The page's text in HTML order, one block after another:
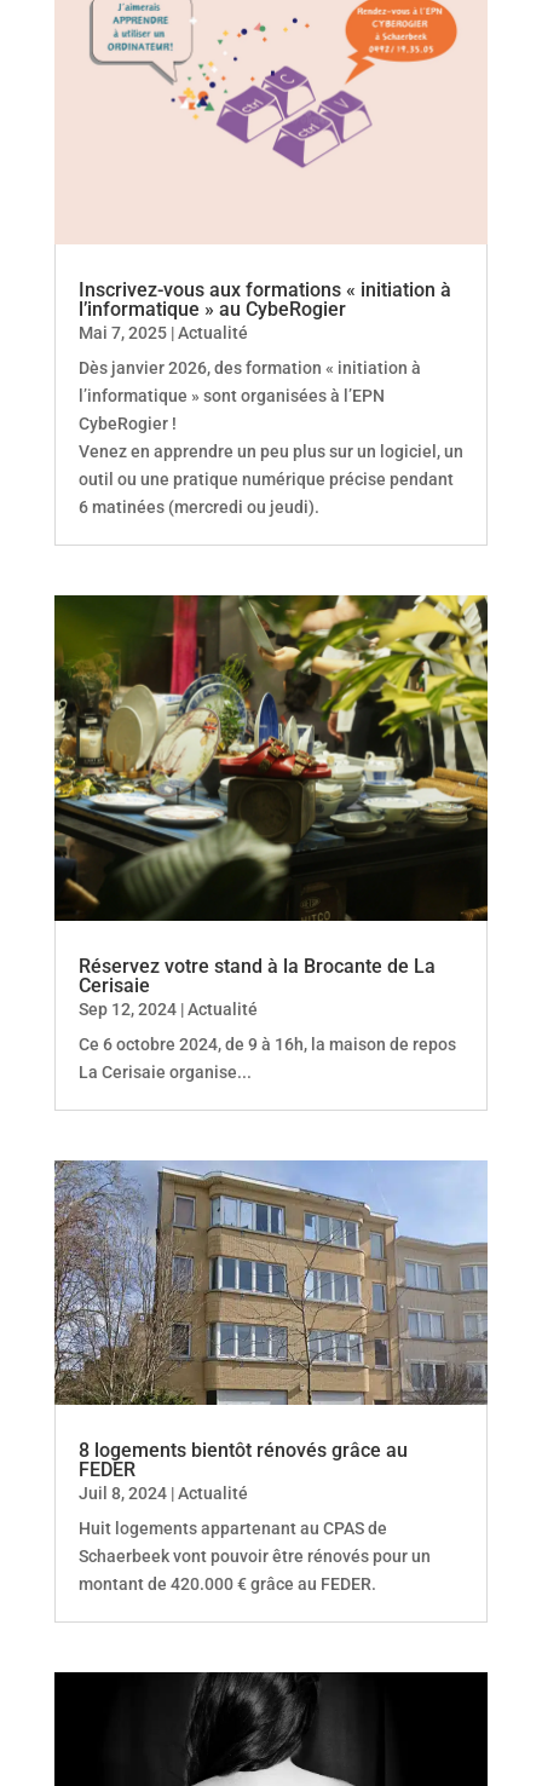
Inscrivez-vous aux formations « initiation à
l’informatique » au CybeRogier
Mai 7, 2025|Actualité
Dès janvier 2026, des formation « initiation à
l’informatique » sont organisées à l’EPN
CybeRogier !
Venez en apprendre un peu plus sur un logiciel, un
outil ou une pratique numérique précise pendant
6 matinées (mercredi ou jeudi).
Réservez votre stand à la Brocante de La
Cerisaie
Sep 12, 2024|Actualité
Ce 6 octobre 2024, de 9 à 16h, la maison de repos
La Cerisaie organise...
8 logements bientôt rénovés grâce au
FEDER
Juil 8, 2024|Actualité
Huit logements appartenant au CPAS de
Schaerbeek vont pouvoir être rénovés pour un
montant de 420.000 € grâce au FEDER.